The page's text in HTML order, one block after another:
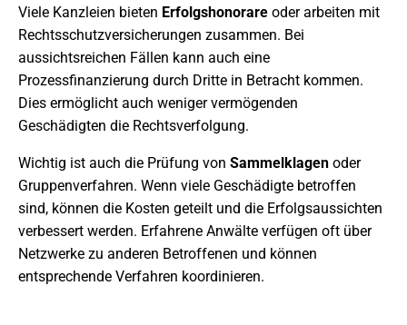
Viele Kanzleien bieten Erfolgshonorare oder arbeiten mit
Rechtsschutzversicherungen zusammen. Bei
aussichtsreichen Fällen kann auch eine
Prozessfinanzierung durch Dritte in Betracht kommen.
Dies ermöglicht auch weniger vermögenden
Geschädigten die Rechtsverfolgung.
Wichtig ist auch die Prüfung von Sammelklagen oder
Gruppenverfahren. Wenn viele Geschädigte betroffen
sind, können die Kosten geteilt und die Erfolgsaussichten
verbessert werden. Erfahrene Anwälte verfügen oft über
Netzwerke zu anderen Betroffenen und können
entsprechende Verfahren koordinieren.